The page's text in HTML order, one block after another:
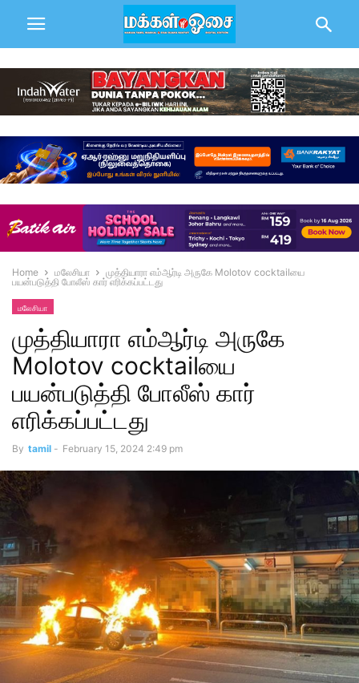
Home மலேசியா
முத்தியாரா எம்ஆர்டி அருகே Molotov cocktailயை
பயன்படுத்தி போலீஸ் கார் எரிக்கப்பட்டது
மலேசியா
முத்தியாரா எம்ஆர்டி அருகே
Molotov cocktailயை
பயன்படுத்தி போலீஸ் கார்
எரிக்கப்பட்டது
By tamil - February 15, 2024 2:49 pm